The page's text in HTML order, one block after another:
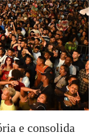
e consolida